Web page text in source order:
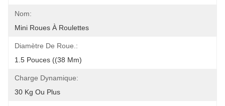
Nom:
Mini Roues À Roulettes
Diamètre De Roue.:
1.5 Pouces ((38 Mm)
Charge Dynamique:
30 Kg Ou Plus